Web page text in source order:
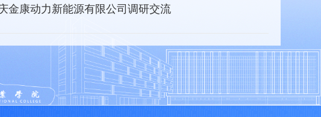
金康动力新能源有限公司调研交流